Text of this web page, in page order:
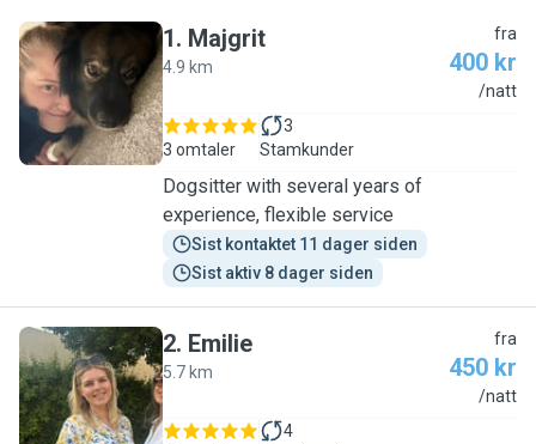
M
1. Majgrit
4.9 km
fra
400 kr
/natt
3 omtaler
3
Stamkunder
Dogsitter with several years of
experience, flexible service
Sist kontaktet 11 dager siden
Sist aktiv 8 dager siden
E
2. Emilie
5.7 km
fra
450 kr
/natt
4